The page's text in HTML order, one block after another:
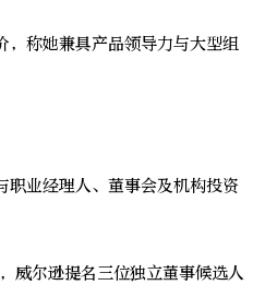
称她兼具产品领导力与大型组
经理人、董事会及机构投资
尔逊提名三位独立董事候选人